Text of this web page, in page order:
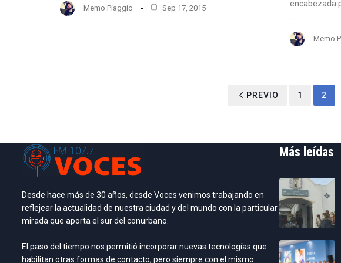
Memo Piaggio Sep 17, 2015
encabezada
Memo
PREVIO 1 2
Desde hace más de 30 años, desde Voces venimos trabajando en
reflejear la actualidad de nuestra ciudad y del mundo con la particular
mirada que aporta el sur del conurbano.
El paso del tiempo nos permitió incorporar nuevas tecnologías que
habilitan otras formas de contacto, pero siempre con el mismo
Más leídas